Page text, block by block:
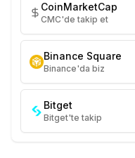
CoinMarketCap
CMC'de takip et
Binance Square
Binance'da biz
Bitget
Bitget'te takip